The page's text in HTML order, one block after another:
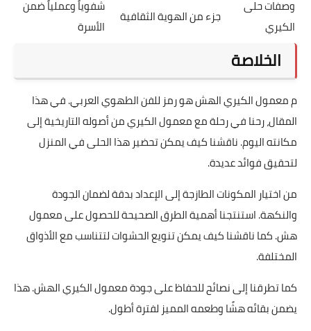
عمليةتوارث الوصفاتلحلى الكيري تعبر عن اهتمام بالحفاظ على
الهوية الثقافية. تناقل هذه الوصفات من جيل إلى جيل تحافظ على
جزء منالتراث الشعبي
العنصر
دوره في التراث الشعبي
كيفية توارثه
حلى الكيري
التقليدي
رمز للكرم والضيافة في
الاحتفالات
تعليم الوصفات بين
الأجيال
وصفات حلى
الكيري
جزء من الهوية الثقافية
شفوياً وعملياً ضمن
الخلاصة
م معمول الكيري الهش هو رمز للفن الطهوي العربي. في هذا
مكانته اليوم. ناقشنا كيف يمكن تحضير هذا الحلى في المنزل
لتحقيق فوائد عديدة.